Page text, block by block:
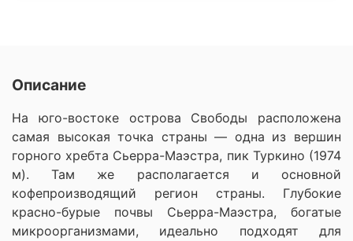
Описание
На юго-востоке острова Свободы расположена
самая высокая точка страны — одна из вершин
горного хребта Сьерра-Маэстра, пик Туркино (1974
м). Там же располагается и основной
кофепроизводящий регион страны. Глубокие
красно-бурые почвы Сьерра-Маэстра, богатые
микроорганизмами, идеально подходят для